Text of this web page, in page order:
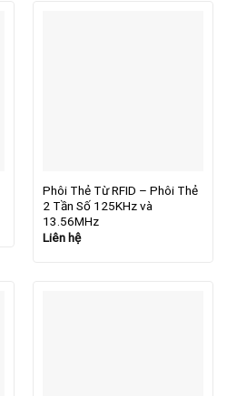
Phôi Thẻ Từ RFID – Phôi Thẻ
2 Tần Số 125KHz và
13.56MHz
Liên hệ